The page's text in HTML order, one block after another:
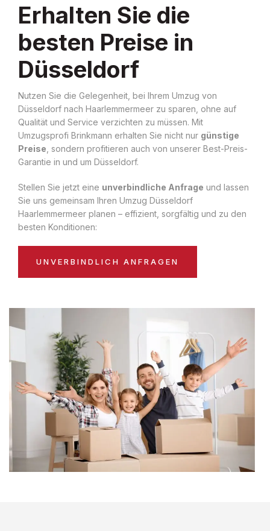
Erhalten Sie die
besten Preise in
Düsseldorf
Nutzen Sie die Gelegenheit, bei Ihrem Umzug von
Düsseldorf nach Haarlemmermeer zu sparen, ohne auf
Qualität und Service verzichten zu müssen. Mit
Umzugsprofi Brinkmann erhalten Sie nicht nur günstige
Preise , sondern profitieren auch von unserer Best-Preis-
Garantie in und um Düsseldorf.
Stellen Sie jetzt eine unverbindliche Anfrage und lassen
Sie uns gemeinsam Ihren Umzug Düsseldorf
Haarlemmermeer planen – effizient, sorgfältig und zu den
besten Konditionen:
UNVERBINDLICH ANFRAGEN